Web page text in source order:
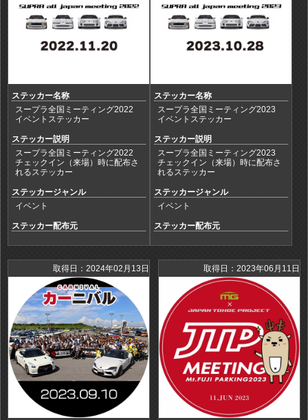
ステッカー名称
スープラ全国ミーティング2022
イベントステッカー
ステッカー説明
スープラ全国ミーティング2022
チェックイン（来場）時に配布さ
れるステッカー
ステッカージャンル
イベント
ステッカー配布元
ステッカー名称
スープラ全国ミーティング2023
イベントステッカー
ステッカー説明
スープラ全国ミーティング2023
チェックイン（来場）時に配布さ
れるステッカー
ステッカージャンル
イベント
ステッカー配布元
取得日：2024年02月13日 取得日：2023年06月11日